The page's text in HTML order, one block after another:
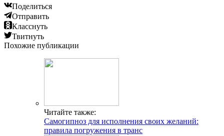
Поделиться
Отправить
Класснуть
Твитнуть
Похожие публикации
Читайте также:
Самогипноз для исполнения своих желаний:
правила погружения в транс